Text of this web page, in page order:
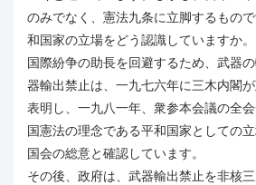
のみでなく、憲法九条に立脚するもの
和国家の立場をどう認識していますか。
国際紛争の助長を回避するため、武器
器輸出禁止は、一九七六年に三木内閣
表明し、一九八一年、衆参本会議の全
国憲法の理念である平和国家としての
国会の総意と確認しています。
その後、政府は、武器輸出禁止を非核